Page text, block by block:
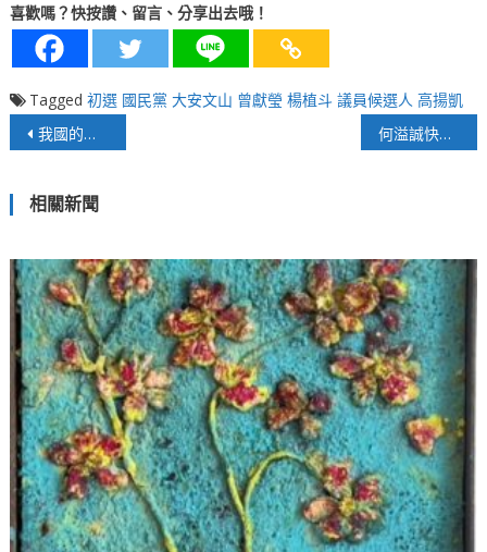
喜歡嗎？快按讚、留言、分享出去哦！
Tagged 初選 國民黨 大安文山 曾獻瑩 楊植斗 議員候選人 高揚凱
文
導
覽
我國的應對之道準備好了嗎？俄羅斯切斷兩國天然氣 何溢誠快評》台鐵公司化！圖利了誰？損失了誰？
相關新聞